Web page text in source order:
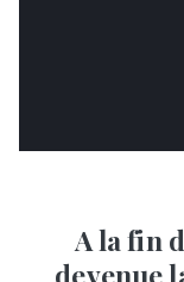
A la fin